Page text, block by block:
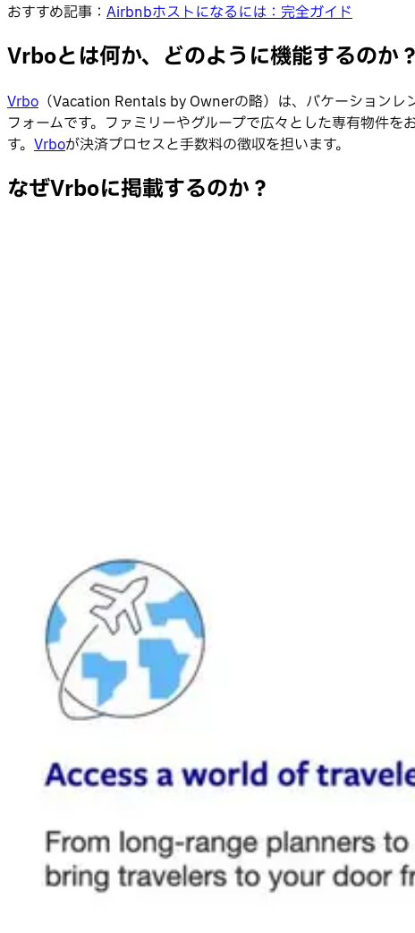
おすすめ記事： Airbnbホストになるには：完全ガイド
Vrboとは何か、どのように機能するのか？
Vrbo （Vacation Rentals by Ownerの略）は、バケーションレ
フォームです。ファミリーやグループで広々とした専有物件
す。 Vrboが決済プロセスと手数料の徴収を担います。
なぜVrboに掲載するのか？